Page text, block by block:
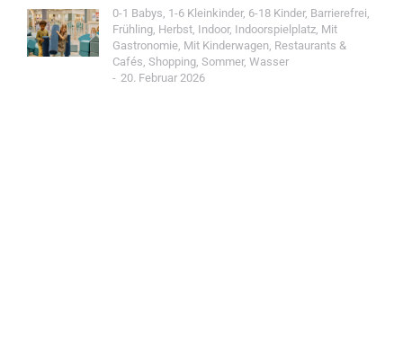
0-1 Babys, 1-6 Kleinkinder, 6-18 Kinder, Barrierefrei,
Frühling, Herbst, Indoor, Indoorspielplatz, Mit
Gastronomie, Mit Kinderwagen, Restaurants &
Cafés, Shopping, Sommer, Wasser
20. Februar 2026